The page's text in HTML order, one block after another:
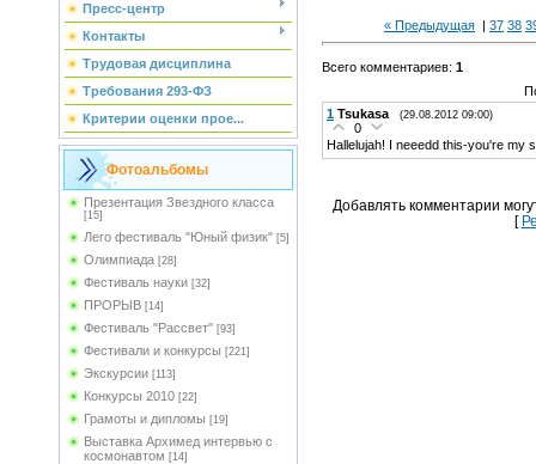
Пресс-центр
Контакты
Трудовая дисциплина
Требования 293-ФЗ
Критерии оценки прое...
Фотоальбомы
Презентация Звездного класса
[15]
Лего фестиваль "Юный физик" [5]
Олимпиада [28]
Фестиваль науки [32]
ПРОРЫВ [14]
Фестиваль "Рассвет" [93]
Фестивали и конкурсы [221]
Экскурсии [113]
Конкурсы 2010 [22]
Грамоты и дипломы [19]
Выставка Архимед интервью с
космонавтом [14]
« Предыдущая | 37 38
Всего комментариев: 1
1 Tsukasa (29.08.2012 09:00)
0
Hallelujah! I neeedd this-you're my
Добавлять комментарии
[